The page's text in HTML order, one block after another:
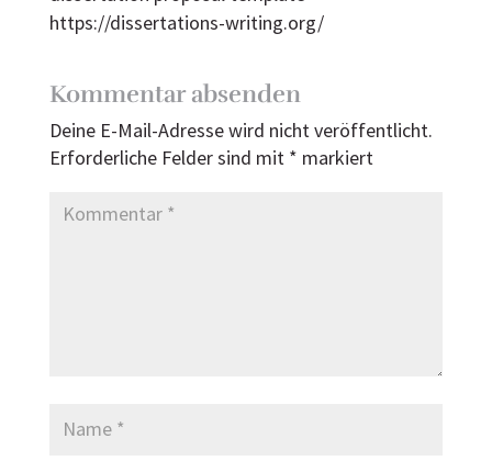
https://dissertations-writing.org/
Kommentar absenden
Deine E-Mail-Adresse wird nicht veröffentlicht.
Erforderliche Felder sind mit * markiert